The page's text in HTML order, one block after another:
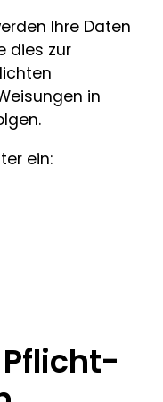
Ihre Daten
dies zur
in
ein:
Pflicht­